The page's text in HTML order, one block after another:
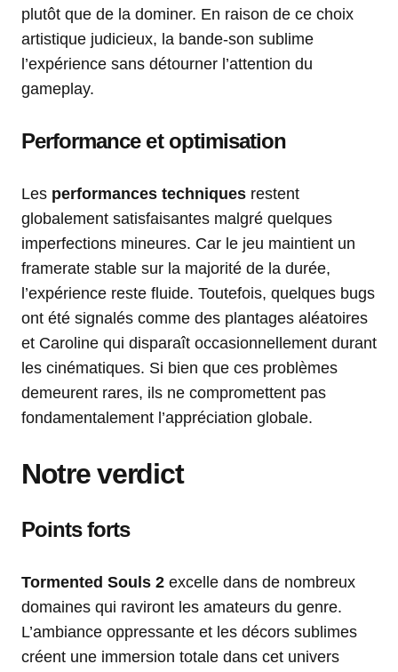
plutôt que de la dominer. En raison de ce choix
artistique judicieux, la bande-son sublime
l’expérience sans détourner l’attention du
gameplay.
Performance et optimisation
Les performances techniques restent
globalement satisfaisantes malgré quelques
imperfections mineures. Car le jeu maintient un
framerate stable sur la majorité de la durée,
l’expérience reste fluide. Toutefois, quelques bugs
ont été signalés comme des plantages aléatoires
et Caroline qui disparaît occasionnellement durant
les cinématiques. Si bien que ces problèmes
demeurent rares, ils ne compromettent pas
fondamentalement l’appréciation globale.
Notre verdict
Points forts
Tormented Souls 2 excelle dans de nombreux
domaines qui raviront les amateurs du genre.
L’ambiance oppressante et les décors sublimes
créent une immersion totale dans cet univers